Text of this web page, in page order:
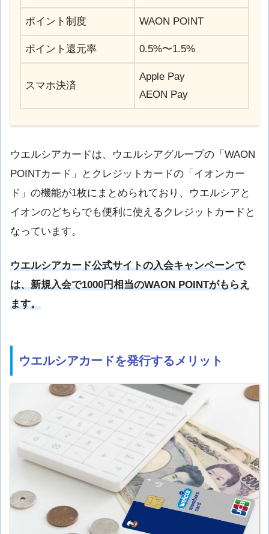
ポイント制度 WAON POINT
ポイント還元率 0.5%〜1.5%
スマホ決済
Apple Pay
AEON Pay
ウエルシアカードは、ウエルシアグループの「WAON
POINTカード」とクレジットカードの「イオンカー
ド」の機能が1枚にまとめられており、ウエルシアと
イオンのどちらでも便利に使えるクレジットカードと
なっています。
ウエルシアカード公式サイトの入会キャンペーンで
は、新規入会で1000円相当のWAON POINTがもらえ
ます。
ウエルシアカードを発行するメリット